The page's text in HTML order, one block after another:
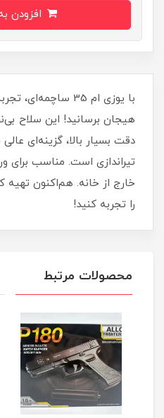
با یوزی ام 35
هیجان برسانید! این سلاح
دقت بسیار بالا، گزینه‌ای عالی
تیراندازی است. مناسب برای
خارج از خانه. هم‌اکنون تهیه
را تجربه کنید!
محصولات مرتبط